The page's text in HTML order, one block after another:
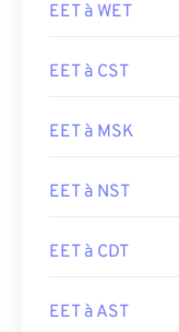
EET à WET
EET à CST
EET à MSK
EET à NST
EET à CDT
EET à AST